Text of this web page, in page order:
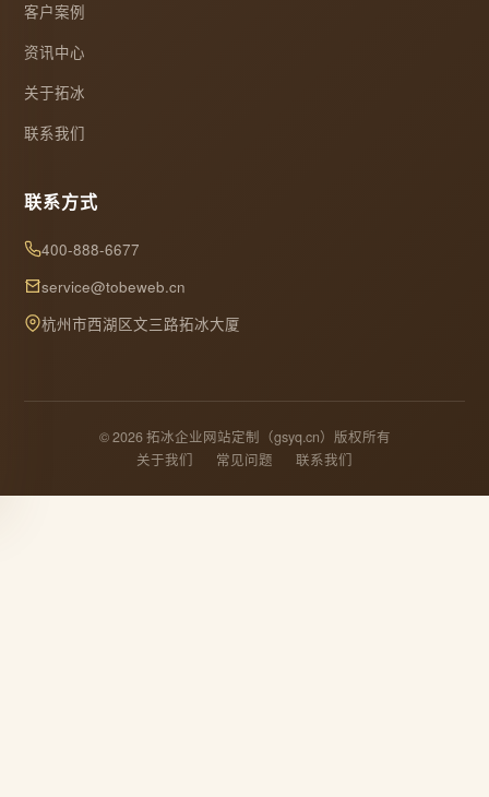
客户案例
资讯中心
关于拓冰
联系我们
联系方式
400-888-6677
service@tobeweb.cn
杭州市西湖区文三路拓冰大厦
© 2026 拓冰企业网站定制（gsyq.cn）版权所有
关于我们
常见问题 联系我们